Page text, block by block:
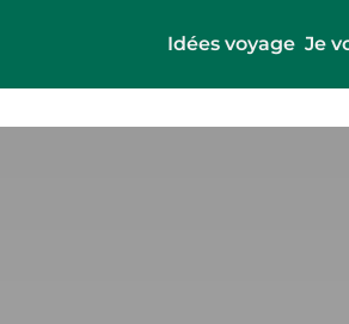
Idées voyage Je